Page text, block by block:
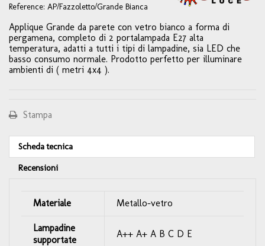
Reference: AP/Fazzoletto/Grande Bianca
Applique Grande da parete con vetro bianco a forma di
pergamena, completo di 2 portalampada E27 alta
temperatura, adatti a tutti i tipi di lampadine, sia LED che
basso consumo normale. Prodotto perfetto per illuminare
ambienti di ( metri 4x4 ).
Stampa
Scheda tecnica
Recensioni
Materiale Metallo-vetro
Lampadine
supportate
A++ A+ A B C D E